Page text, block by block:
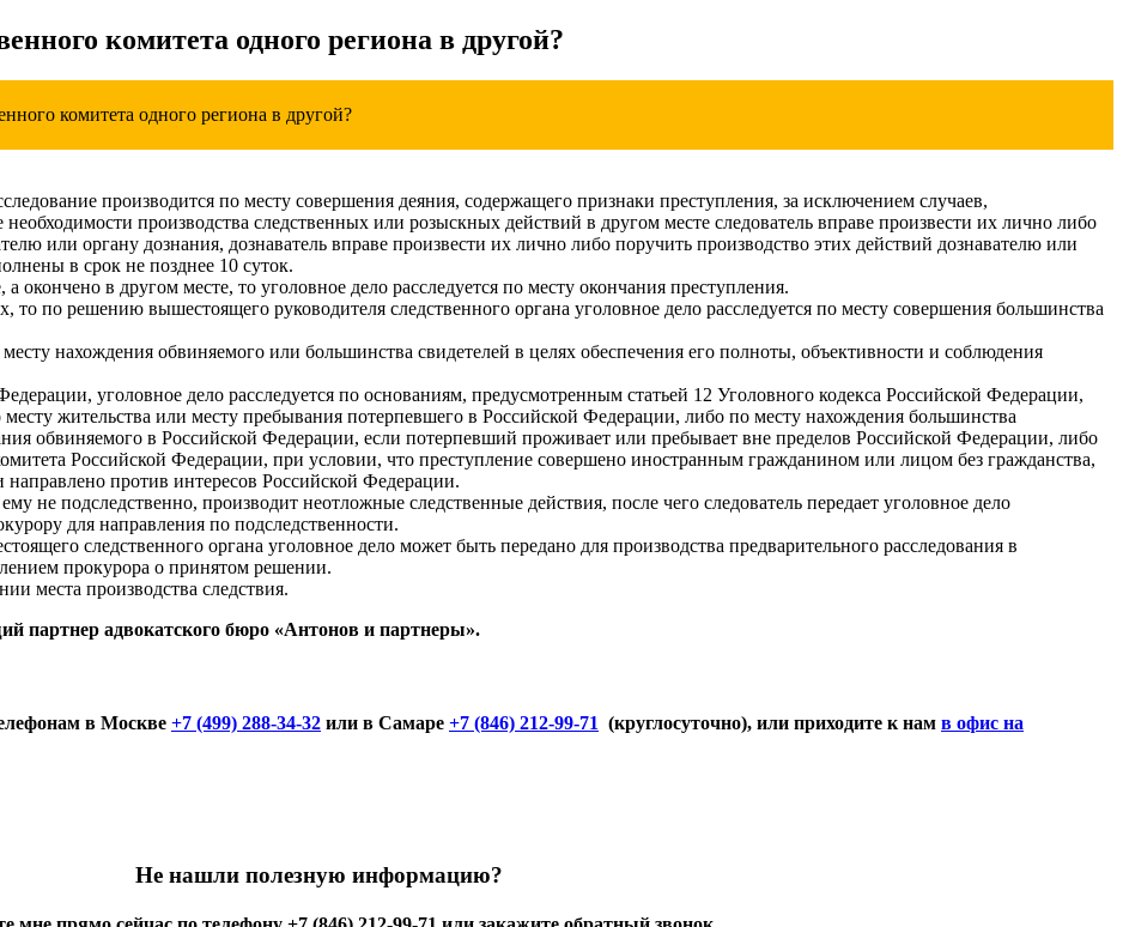
комитета одного региона в другой?
комитета одного региона в другой?
производится по месту совершения деяния, содержащего признаки преступления, за исключением случаев,
производства следственных или розыскных действий в другом месте следователь вправе произвести их лично либо
или органу дознания, дознаватель вправе произвести их лично либо поручить производство этих действий дознавателю или
в срок не позднее 10 суток.
окончено в другом месте, то уголовное дело расследуется по месту окончания преступления.
то по решению вышестоящего руководителя следственного органа уголовное дело расследуется по месту совершения большинства
нахождения обвиняемого или большинства свидетелей в целях обеспечения его полноты, объективности и соблюдения
уголовное дело расследуется по основаниям, предусмотренным статьей 12 Уголовного кодекса Российской Федерации,
месту жительства или месту пребывания потерпевшего в Российской Федерации, либо по месту нахождения большинства
обвиняемого в Российской Федерации, если потерпевший проживает или пребывает вне пределов Российской Федерации, либо
Российской Федерации, при условии, что преступление совершено иностранным гражданином или лицом без гражданства,
против интересов Российской Федерации.
не подследственно, производит неотложные следственные действия, после чего следователь передает уголовное дело
для направления по подследственности.
следственного органа уголовное дело может быть передано для производства предварительного расследования в
прокурора о принятом решении.
места производства следствия.
партнер адвокатского бюро «Антонов и партнеры».
в Москве +7 (499) 288-34-32 или в Самаре +7 (846) 212-99-71 (круглосуточно), или приходите к нам в офис на
Не нашли полезную информацию?